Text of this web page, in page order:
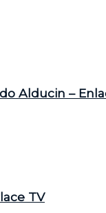
Alducin –
TV